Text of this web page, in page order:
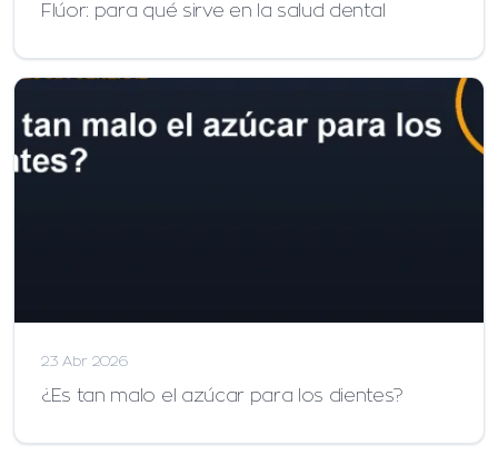
Flúor: para qué sirve en la salud dental
23 Abr 2026
¿Es tan malo el azúcar para los dientes?